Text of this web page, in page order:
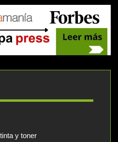
y toner